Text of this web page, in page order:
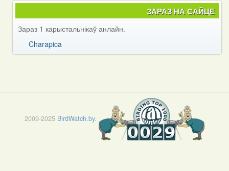
ЗАРАЗ НА САЙЦЕ
Зараз 1 карыстальнікаў анлайн.
Charapica
2009-2025 BirdWatch.by.